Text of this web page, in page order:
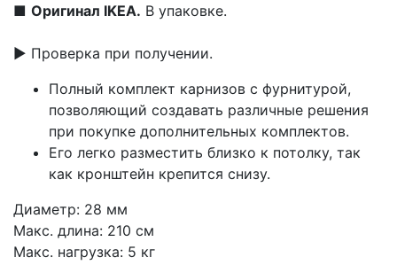
■ Оригинал IKEA. В упаковке.
▶ Проверка при получении.
Полный комплект карнизов с фурнитурой,
позволяющий создавать различные решения
при покупке дополнительных комплектов.
Его легко разместить близко к потолку, так
как кронштейн крепится снизу.
Диаметр: 28 мм
Макс. длина: 210 см
Макс. нагрузка: 5 кг